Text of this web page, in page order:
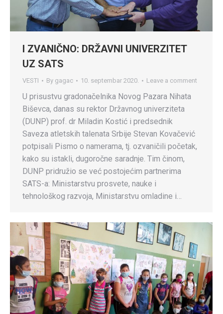
I ZVANIČNO: DRŽAVNI UNIVERZITET
UZ SATS
VESTI By gagac 10. septembar 2020. Leave a comment
U prisustvu gradonačelnika Novog Pazara Nihata
Biševca, danas su rektor Državnog univerziteta
(DUNP) prof. dr Miladin Kostić i predsednik
Saveza atletskih talenata Srbije Stevan Kovačević
potpisali Pismo o namerama, tj. ozvaničili početak,
kako su istakli, dugoročne saradnje. Tim činom,
DUNP pridružio se već postojećim partnerima
SATS-a: Ministarstvu prosvete, nauke i
tehnološkog razvoja, Ministarstvu omladine i…